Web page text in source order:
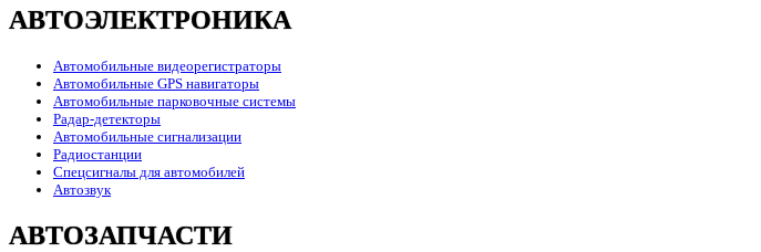
АВТОЭЛЕКТРОНИКА
Автомобильные видеорегистраторы
Автомобильные GPS навигаторы
Автомобильные парковочные системы
Радар-детекторы
Автомобильные сигнализации
Радиостанции
Спецсигналы для автомобилей
Автозвук
АВТОЗАПЧАСТИ